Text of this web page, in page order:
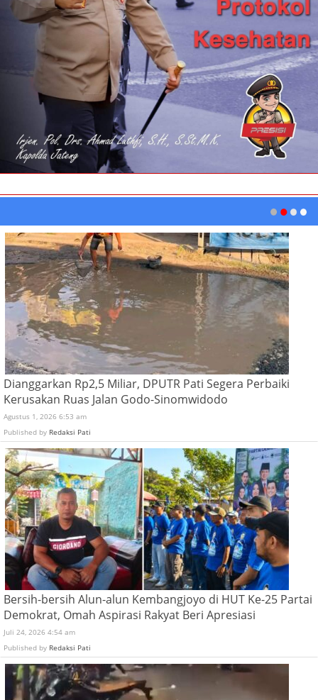
Dianggarkan Rp2,5 Miliar, DPUTR Pati Segera Perbaiki
Kerusakan Ruas Jalan Godo-Sinomwidodo
Agustus 1, 2026 6:53 am
Published by Redaksi Pati
Bersih-bersih Alun-alun Kembangjoyo di HUT Ke-25 Partai
Demokrat, Omah Aspirasi Rakyat Beri Apresiasi
Juli 24, 2026 4:54 am
Published by Redaksi Pati